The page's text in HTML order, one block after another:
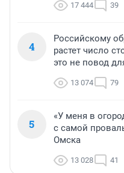
17 444 39
4
Российскому
растет число
это не повод
13 074 79
5
«У меня в
с самой
Омска
13 028 41